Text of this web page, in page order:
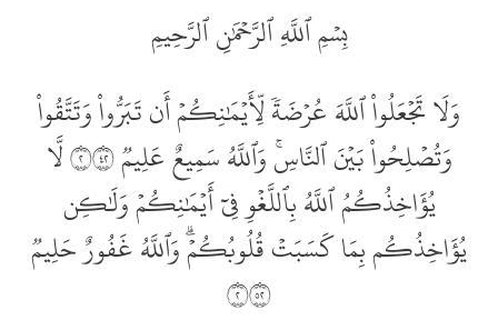
بِسۡمِ ٱللَّهِ ٱلرَّحۡمَٰنِ ٱلرَّحِيمِ
وَلَا تَجۡعَلُواْ ٱللَّهَ عُرۡضَةٗ لِّأَيۡمَٰنِكُمۡ أَن تَبَرُّواْ وَتَتَّقُواْ
وَتُصۡلِحُواْ بَيۡنَ ٱلنَّاسِۚ وَٱللَّهُ سَمِيعٌ عَلِيمٞ ٢٢٤ لَّا
يُؤَاخِذُكُمُ ٱللَّهُ بِٱللَّغۡوِ فِيٓ أَيۡمَٰنِكُمۡ وَلَٰكِن
يُؤَاخِذُكُم بِمَا كَسَبَتۡ قُلُوبُكُمۡۗ وَٱللَّهُ غَفُورٌ حَلِيمٞ
٢٢٥